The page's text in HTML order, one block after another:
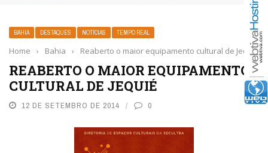
BAHIA DESTAQUES NOTÍCIAS TEMPO REAL
Home › Bahia › Reaberto o maior equipamento cultural de Jequié
REABERTO O MAIOR EQUIPAMENTO
CULTURAL DE JEQUIÉ
12 DE SETEMBRO DE 2014 0